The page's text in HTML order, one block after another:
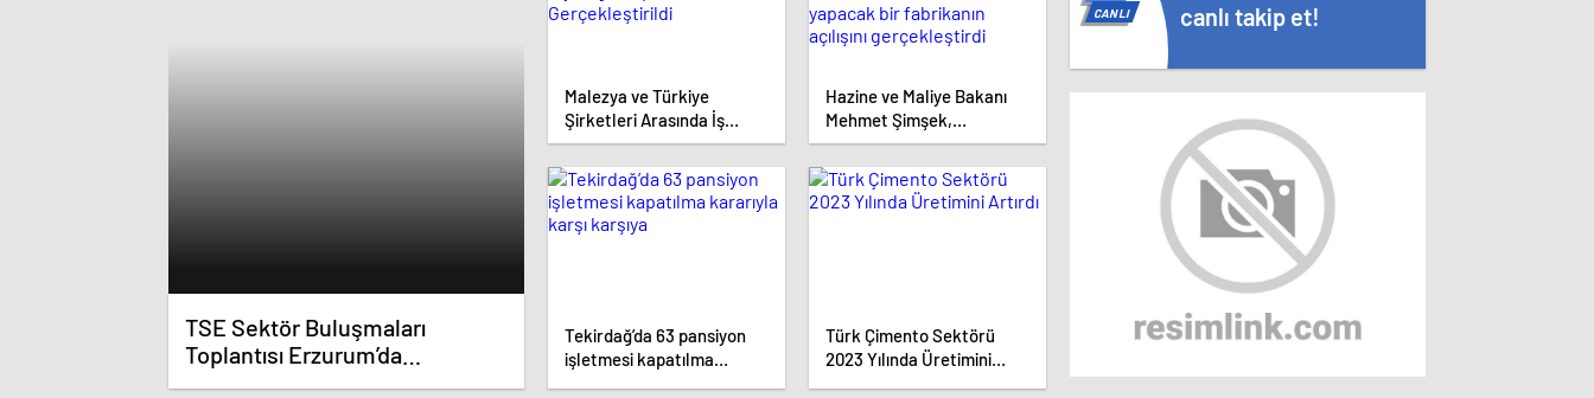
TSE Sektör Buluşmaları
Toplantısı Erzurum’da
Gerçekleştirildi
Malezya ve Türkiye
Şirketleri Arasında İş
Diyaloğu Toplantısı
Gerçekleştirildi
Hazine ve Maliye Bakanı
Mehmet Şimşek,
Batman’da medikal
malzeme üretimi yapacak
bir fabrikanın açılışını
gerçekleştirdi
Tekirdağ’da 63 pansiyon
işletmesi kapatılma
Türk Çimento Sektörü
2023 Yılında Üretimini
canlı takip et!
CANLI